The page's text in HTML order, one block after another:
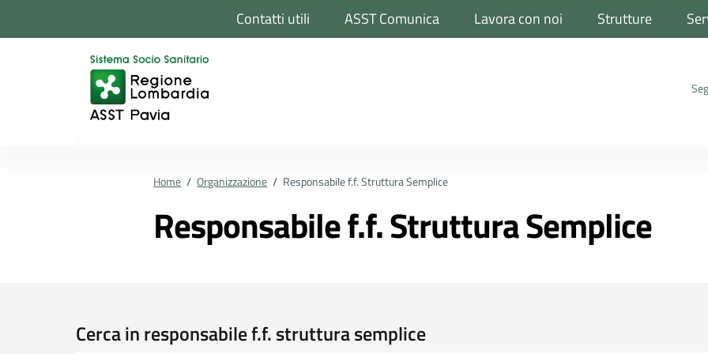
Contatti utili ASST Comunica Lavora con noi Strutture
Home / Organizzazione / Responsabile f.f. Struttura Semplice
Responsabile f.f. Struttura Semplice
Cerca in responsabile f.f. struttura semplice